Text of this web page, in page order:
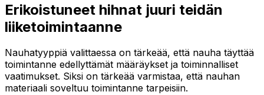
Erikoistuneet hihnat juuri teidän
liiketoimintaanne
Nauhatyyppiä valittaessa on tärkeää, että nauha täyttää
toimintanne edellyttämät määräykset ja toiminnalliset
vaatimukset. Siksi on tärkeää varmistaa, että nauhan
materiaali soveltuu toimintanne tarpeisiin.